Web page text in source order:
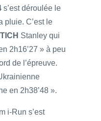
s’est déroulée le
pluie. C’est le
Stanley qui
2h16’27 » à peu
de l’épreuve.
en 2h38’48 ».
i-Run s’est